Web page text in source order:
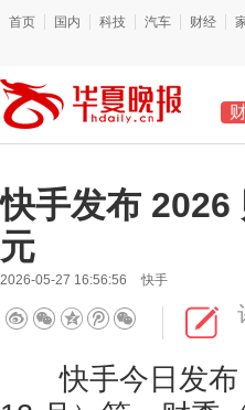
首页 国内 科技 汽车 财经
快手发布 2026
元
2026-05-27 16:56:56 快手
快手今日发布